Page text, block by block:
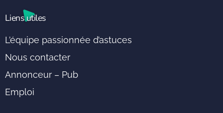
Liens utiles
L’équipe passionnée d’astuces
Nous contacter
Annonceur – Pub
Emploi